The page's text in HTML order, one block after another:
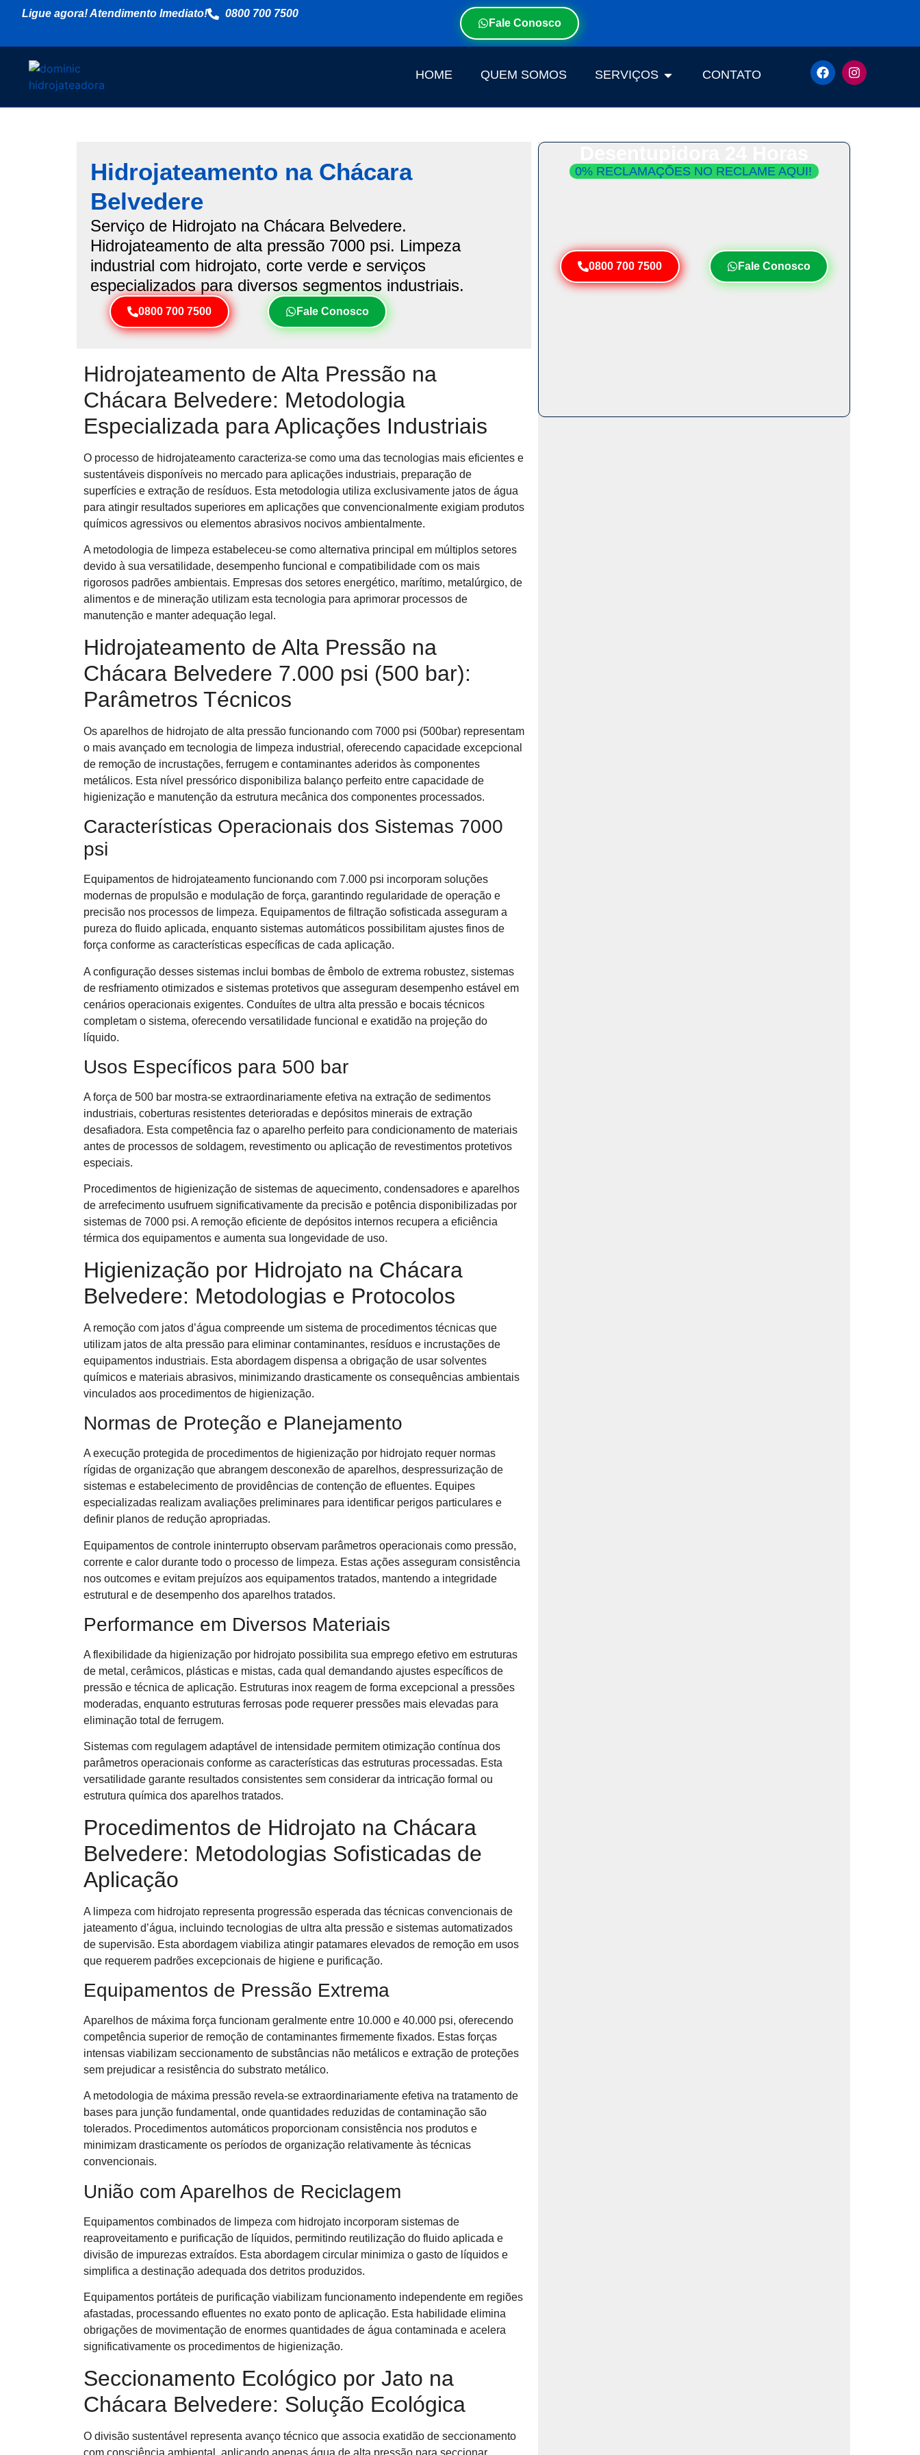
Ligue agora! Atendimento Imediato!
0800 700 7500
Fale Conosco
HOME QUEM SOMOS SERVIÇOS CONTATO
Hidrojateamento na Chácara
Belvedere
Serviço de Hidrojato na Chácara Belvedere.
Hidrojateamento de alta pressão 7000 psi. Limpeza
industrial com hidrojato, corte verde e serviços
especializados para diversos segmentos industriais.
0800 700 7500 Fale Conosco
Hidrojateamento de Alta Pressão na
Chácara Belvedere: Metodologia
Especializada para Aplicações Industriais
O processo de hidrojateamento caracteriza-se como uma das tecnologias mais eficientes e
sustentáveis disponíveis no mercado para aplicações industriais, preparação de
superfícies e extração de resíduos. Esta metodologia utiliza exclusivamente jatos de água
para atingir resultados superiores em aplicações que convencionalmente exigiam produtos
químicos agressivos ou elementos abrasivos nocivos ambientalmente.
A metodologia de limpeza estabeleceu-se como alternativa principal em múltiplos setores
devido à sua versatilidade, desempenho funcional e compatibilidade com os mais
rigorosos padrões ambientais. Empresas dos setores energético, marítimo, metalúrgico, de
alimentos e de mineração utilizam esta tecnologia para aprimorar processos de
manutenção e manter adequação legal.
Hidrojateamento de Alta Pressão na
Chácara Belvedere 7.000 psi (500 bar):
Parâmetros Técnicos
Os aparelhos de hidrojato de alta pressão funcionando com 7000 psi (500bar) representam
o mais avançado em tecnologia de limpeza industrial, oferecendo capacidade excepcional
de remoção de incrustações, ferrugem e contaminantes aderidos às componentes
metálicos. Esta nível pressórico disponibiliza balanço perfeito entre capacidade de
higienização e manutenção da estrutura mecânica dos componentes processados.
Características Operacionais dos Sistemas 7000
psi
Equipamentos de hidrojateamento funcionando com 7.000 psi incorporam soluções
modernas de propulsão e modulação de força, garantindo regularidade de operação e
precisão nos processos de limpeza. Equipamentos de filtração sofisticada asseguram a
pureza do fluido aplicada, enquanto sistemas automáticos possibilitam ajustes finos de
força conforme as características específicas de cada aplicação.
A configuração desses sistemas inclui bombas de êmbolo de extrema robustez, sistemas
de resfriamento otimizados e sistemas protetivos que asseguram desempenho estável em
cenários operacionais exigentes. Conduítes de ultra alta pressão e bocais técnicos
completam o sistema, oferecendo versatilidade funcional e exatidão na projeção do
líquido.
Usos Específicos para 500 bar
A força de 500 bar mostra-se extraordinariamente efetiva na extração de sedimentos
industriais, coberturas resistentes deterioradas e depósitos minerais de extração
desafiadora. Esta competência faz o aparelho perfeito para condicionamento de materiais
antes de processos de soldagem, revestimento ou aplicação de revestimentos protetivos
especiais.
Procedimentos de higienização de sistemas de aquecimento, condensadores e aparelhos
de arrefecimento usufruem significativamente da precisão e potência disponibilizadas por
sistemas de 7000 psi. A remoção eficiente de depósitos internos recupera a eficiência
térmica dos equipamentos e aumenta sua longevidade de uso.
Higienização por Hidrojato na Chácara
Belvedere: Metodologias e Protocolos
A remoção com jatos d’água compreende um sistema de procedimentos técnicas que
utilizam jatos de alta pressão para eliminar contaminantes, resíduos e incrustações de
equipamentos industriais. Esta abordagem dispensa a obrigação de usar solventes
químicos e materiais abrasivos, minimizando drasticamente os consequências ambientais
vinculados aos procedimentos de higienização.
Normas de Proteção e Planejamento
A execução protegida de procedimentos de higienização por hidrojato requer normas
rígidas de organização que abrangem desconexão de aparelhos, despressurização de
sistemas e estabelecimento de providências de contenção de efluentes. Equipes
especializadas realizam avaliações preliminares para identificar perigos particulares e
definir planos de redução apropriadas.
Equipamentos de controle ininterrupto observam parâmetros operacionais como pressão,
corrente e calor durante todo o processo de limpeza. Estas ações asseguram consistência
nos outcomes e evitam prejuízos aos equipamentos tratados, mantendo a integridade
estrutural e de desempenho dos aparelhos tratados.
Performance em Diversos Materiais
A flexibilidade da higienização por hidrojato possibilita sua emprego efetivo em estruturas
de metal, cerâmicos, plásticas e mistas, cada qual demandando ajustes específicos de
pressão e técnica de aplicação. Estruturas inox reagem de forma excepcional a pressões
moderadas, enquanto estruturas ferrosas pode requerer pressões mais elevadas para
eliminação total de ferrugem.
Sistemas com regulagem adaptável de intensidade permitem otimização contínua dos
parâmetros operacionais conforme as características das estruturas processadas. Esta
versatilidade garante resultados consistentes sem considerar da intricação formal ou
estrutura química dos aparelhos tratados.
Procedimentos de Hidrojato na Chácara
Belvedere: Metodologias Sofisticadas de
Aplicação
A limpeza com hidrojato representa progressão esperada das técnicas convencionais de
jateamento d’água, incluindo tecnologias de ultra alta pressão e sistemas automatizados
de supervisão. Esta abordagem viabiliza atingir patamares elevados de remoção em usos
que requerem padrões excepcionais de higiene e purificação.
Equipamentos de Pressão Extrema
Aparelhos de máxima força funcionam geralmente entre 10.000 e 40.000 psi, oferecendo
competência superior de remoção de contaminantes firmemente fixados. Estas forças
intensas viabilizam seccionamento de substâncias não metálicos e extração de proteções
sem prejudicar a resistência do substrato metálico.
A metodologia de máxima pressão revela-se extraordinariamente efetiva na tratamento de
bases para junção fundamental, onde quantidades reduzidas de contaminação são
tolerados. Procedimentos automáticos proporcionam consistência nos produtos e
minimizam drasticamente os períodos de organização relativamente às técnicas
convencionais.
União com Aparelhos de Reciclagem
Equipamentos combinados de limpeza com hidrojato incorporam sistemas de
reaproveitamento e purificação de líquidos, permitindo reutilização do fluido aplicada e
divisão de impurezas extraídos. Esta abordagem circular minimiza o gasto de líquidos e
simplifica a destinação adequada dos detritos produzidos.
Equipamentos portáteis de purificação viabilizam funcionamento independente em regiões
afastadas, processando efluentes no exato ponto de aplicação. Esta habilidade elimina
obrigações de movimentação de enormes quantidades de água contaminada e acelera
significativamente os procedimentos de higienização.
Seccionamento Ecológico por Jato na
Chácara Belvedere: Solução Ecológica
O divisão sustentável representa avanço técnico que associa exatidão de seccionamento
com consciência ambiental, aplicando apenas água de alta pressão para seccionar
0% RECLAMAÇÕES NO RECLAME AQUI!
0800 700 7500 Fale Conosco